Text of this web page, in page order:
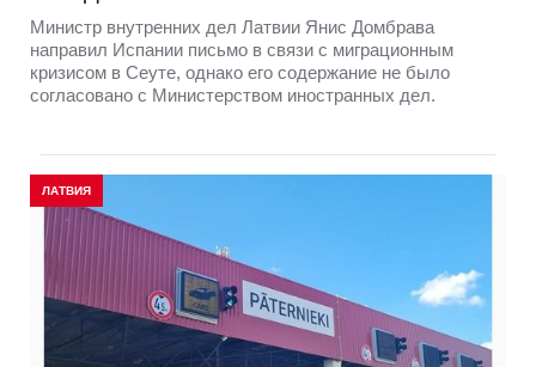
Министр внутренних дел Латвии Янис Домбрава
направил Испании письмо в связи с миграционным
кризисом в Сеуте, однако его содержание не было
согласовано с Министерством иностранных дел.
ЛАТВИЯ